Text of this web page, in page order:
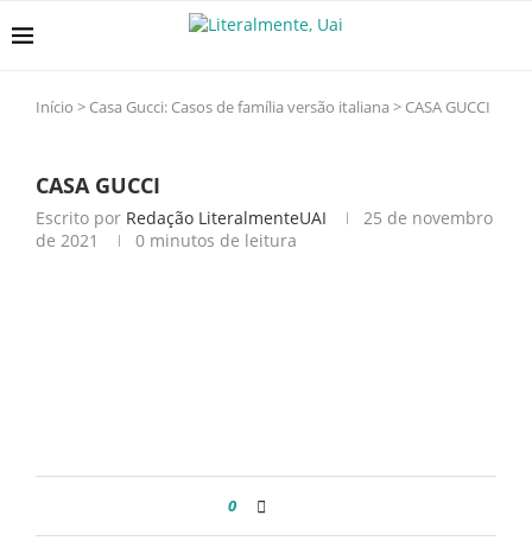
Início > Casa Gucci: Casos de família versão italiana > CASA GUCCI
CASA GUCCI
Escrito por Redação LiteralmenteUAI
25 de novembro
de 2021
0 minutos de leitura
0